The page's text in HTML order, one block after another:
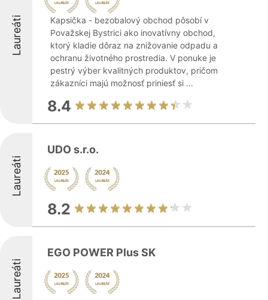
Laureáti
Kapsička - bezobalový obchod pôsobí v
Považskej Bystrici ako inovatívny obchod,
ktorý kladie dôraz na znižovanie odpadu a
ochranu životného prostredia. V ponuke je
pestrý výber kvalitných produktov, pričom
zákazníci majú možnosť priniesť si ...
8.4
Laureáti
UDO s.r.o.
8.2
Laureáti
EGO POWER Plus SK